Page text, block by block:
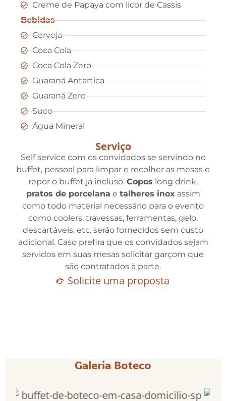
Creme de Papaya com licor de Cassis
Bebidas
Cerveja
Coca Cola
Coca Cola Zero
Guaraná Antartica
Guaraná Zero
Suco
Água Mineral
Serviço
Self service com os convidados se servindo no
buffet, pessoal para limpar e recolher as mesas e
repor o buffet já incluso. Copos long drink,
pratos de porcelana e talheres inox assim
como todo material necessário para o evento
como coolers, travessas, ferramentas, gelo,
descartáveis, etc. serão fornecidos sem custo
adicional. Caso prefira que os convidados sejam
servidos em suas mesas solicitar garçom que
são contratados à parte.
Solicite uma proposta
Galeria Boteco